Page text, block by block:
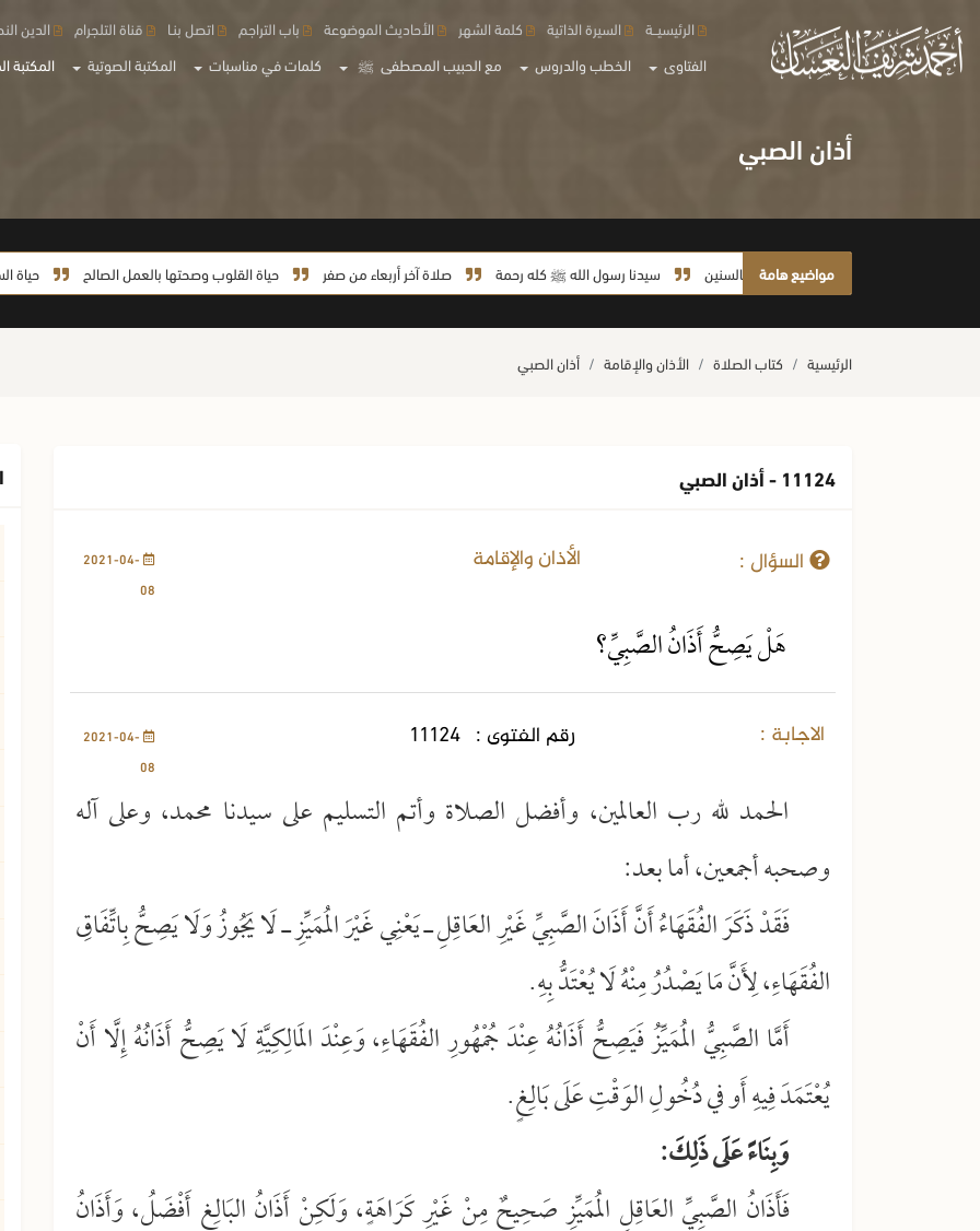
الفتاوى الخطب والدروس مع الحبيب المصطفى ﷺ كلمات في مناسبات المكتبة الصوتية المكتبة
الرئيسيــة السيرة الذاتية كلمة الشهر الأحاديث الموضوعة باب التراجم اتصل بنـا قناة التلجرام الدين
أذان الصبي
مواضيع هامة
لا يأخذ أمته بالسنين سيدنا رسول الله ﷺ كله رحمة صلاة آخر أربعاء من صفر حياة القلوب وصحتها بالعمل الصالح حياة السيدة
الرئيسية كتاب الصلاة الأذان والإقامة أذان الصبي
11124 - أذان الصبي
السؤال : الأذان والإقامة
2021-04-
08
هَلْ يَصِحُّ أَذَانُ الصَّبِيِّ؟
الاجابة : رقم الفتوى : 11124
2021-04-
08
الحمد لله رب العالمين، وأفضل الصلاة وأتم التسليم على سيدنا محمد، وعلى آله
وصحبه أجمعين، أما بعد:
فَقَدْ ذَكَرَ الفُقَهَاءُ أَنَّ أَذَانَ الصَّبِيِّ غَيْرِ العَاقِلِ ـ يَعْنِي غَيْرَ المُمَيِّزِ ـ لَا يَجُوزُ وَلَا يَصِحُّ بِاتِّفَاقِ
الفُقَهَاءِ، لِأَنَّ مَا يَصْدُرُ مِنْهُ لَا يُعْتَدُّ بِهِ.
أَمَّا الصَّبِيُّ المُمَيِّزُ فَيَصِحُّ أَذَانُهُ عِنْدَ جُمْهُورِ الفُقَهَاءِ، وَعِنْدَ المَالِكِيَّةِ لَا يَصِحُّ أَذَانُهُ إِلَّا أَنْ
يُعْتَمَدَ فِيهِ أَو في دُخُولِ الوَقْتِ عَلَى بَالِغٍ.
وَبِنَاءً عَلَى ذَلِكَ:
فَأَذَانُ الصَّبِيِّ العَاقِلِ المُمَيِّزِ صَحِيحٌ مِنْ غَيْرِ كَرَاهَةٍ، وَلَكِنْ أَذَانُ البَالِغِ أَفْضَلُ، وَأَذَانُ